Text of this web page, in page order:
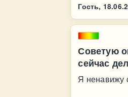
Гость,
Советую
сейчас
Я ненавижу